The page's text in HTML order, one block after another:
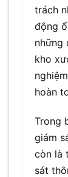
trách
động
những
kho
hoàn
Trong
giám
còn là
sát